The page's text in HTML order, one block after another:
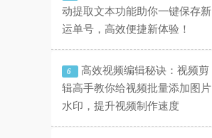
动提取文本功能助你一键保存新
运单号，高效便捷新体验！
6
高效视频编辑秘诀：视频剪
辑高手教你给视频批量添加图片
水印，提升视频制作速度